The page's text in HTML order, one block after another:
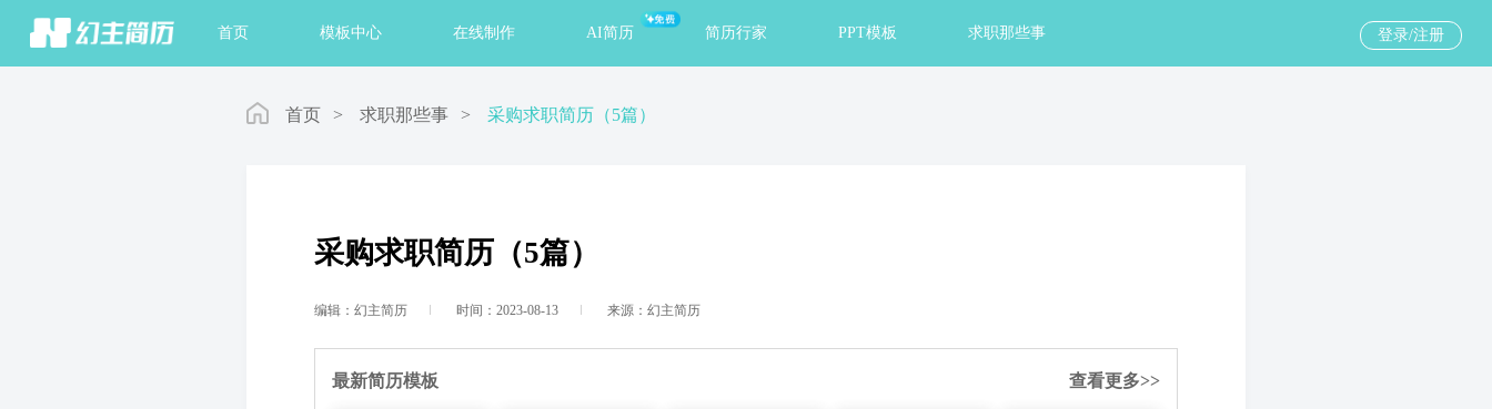
首页 模板中心 在线制作 AI简历
免费
简历行家 PPT模板 求职那些事 登录/注册
首页 > 求职那些事 > 采购求职简历（5篇）
采购求职简历（5篇）
编辑：幻主简历 时间：2023-08-13 来源：幻主简历
最新简历模板 查看更多>>